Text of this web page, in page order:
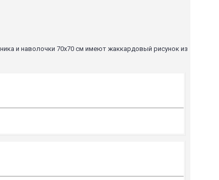
и наволочки 70х70 см имеют жаккардовый рисунок из